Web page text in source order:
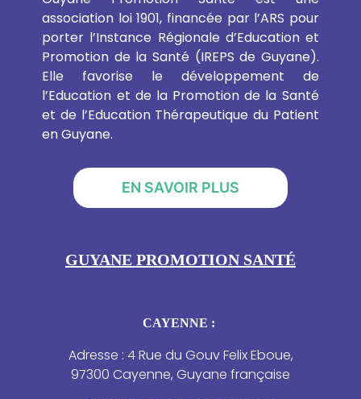
association loi 1901, financée par l’ARS pour
porter l’Instance Régionale d’Education et
Promotion de la Santé (IREPS de Guyane).
Elle favorise le développement de
l’Education et de la Promotion de la Santé
et de l’Education Thérapeutique du Patient
en Guyane.
EN SAVOIR PLUS
GUYANE PROMOTION SANTÉ
CAYENNE :
Adresse : 4 Rue du Gouv Felix Eboue,
97300 Cayenne, Guyane française